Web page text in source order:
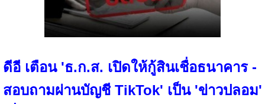
ดีอี เตือน 'ธ.ก.ส. เปิดให้กู้สินเชื่อธนาคาร -
สอบถามผ่านบัญชี TikTok' เป็น 'ข่าวปลอม'